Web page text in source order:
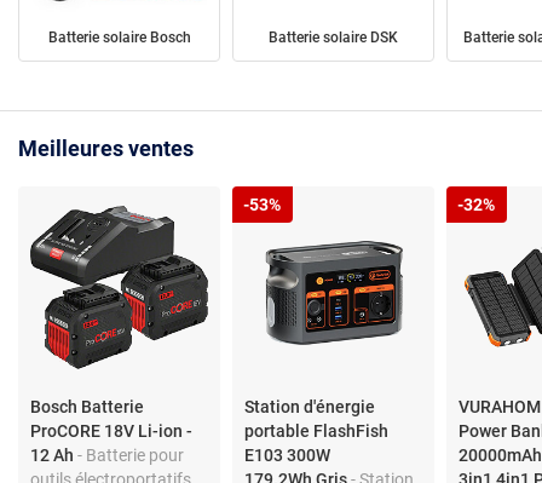
Batterie solaire Bosch Batterie solaire DSK Batterie
Meilleures ventes
Bosch Batterie
ProCORE 18V Li-ion -
12 Ah - Batterie pour
Station d'énergie
portable FlashFish
E103 300W
-53%
Power
-32%